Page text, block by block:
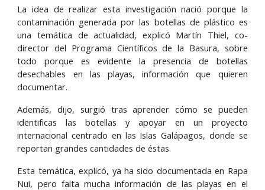
La idea de realizar esta investigación nació porque la
contaminación generada por las botellas de plástico es
una temática de actualidad, explicó Martín Thiel, co-
director del Programa Científicos de la Basura, sobre
todo porque es evidente la presencia de botellas
desechables en las playas, información que quieren
documentar.
Además, dijo, surgió tras aprender cómo se pueden
identificas las botellas y apoyar en un proyecto
internacional centrado en las Islas Galápagos, donde se
reportan grandes cantidades de éstas.
Esta temática, explicó, ya ha sido documentada en Rapa
Nui, pero falta mucha información de las playas en el